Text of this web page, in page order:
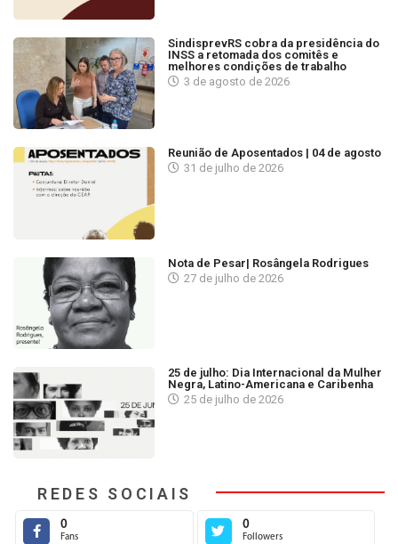
SindisprevRS cobra da presidência do
INSS a retomada dos comitês e
melhores condições de trabalho
3 de agosto de 2026
Reunião de Aposentados | 04 de agosto
31 de julho de 2026
Nota de Pesar| Rosângela Rodrigues
27 de julho de 2026
25 de julho: Dia Internacional da Mulher
Negra, Latino-Americana e Caribenha
25 de julho de 2026
REDES SOCIAIS
0
Fans
0
Followers